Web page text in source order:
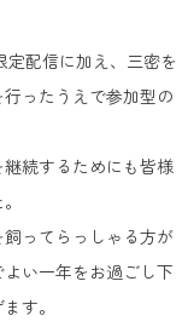
定配信に加え、三密を
ったうえで参加型の
続するためにも皆様
ってらっしゃる方が
い一年をお過ごし下
す。